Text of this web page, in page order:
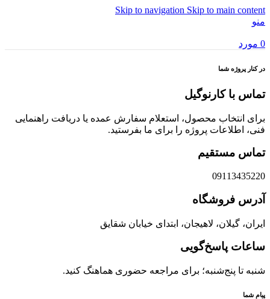
Skip to navigation Skip to main content
منو
0 مورد
در کنار پروژه شما
تماس با کارنوگیل
برای انتخاب محصول، استعلام سفارش عمده یا دریافت راهنمایی
فنی، اطلاعات پروژه را برای ما بفرستید.
تماس مستقیم
09113435220
آدرس فروشگاه
ایران، گیلان، لاهیجان، ابتدای خیابان شقایق
ساعات پاسخ‌گویی
شنبه تا پنج‌شنبه؛ برای مراجعه حضوری هماهنگ کنید.
پیام شما